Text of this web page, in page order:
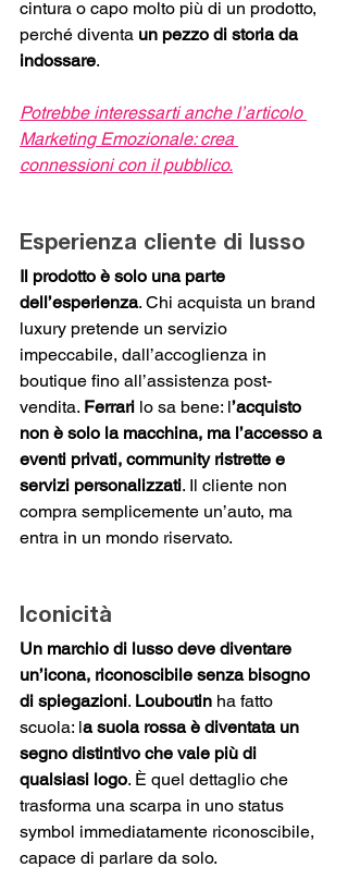
cintura o capo molto più di un prodotto,
perché diventa un pezzo di storia da
indossare.
Potrebbe interessarti anche l’articolo
Marketing Emozionale: crea
connessioni con il pubblico.
Esperienza cliente di lusso
Il prodotto è solo una parte
dell’esperienza. Chi acquista un brand
luxury pretende un servizio
impeccabile, dall’accoglienza in
boutique fino all’assistenza post-
vendita. Ferrari lo sa bene: l’acquisto
non è solo la macchina, ma l’accesso a
eventi privati, community ristrette e
servizi personalizzati. Il cliente non
compra semplicemente un’auto, ma
entra in un mondo riservato.
Iconicità
Un marchio di lusso deve diventare
un’icona, riconoscibile senza bisogno
di spiegazioni. Louboutin ha fatto
scuola: la suola rossa è diventata un
segno distintivo che vale più di
qualsiasi logo. È quel dettaglio che
trasforma una scarpa in uno status
symbol immediatamente riconoscibile,
capace di parlare da solo.